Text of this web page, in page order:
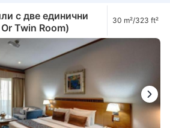
с две единични
Twin Room)
30 m²/323 ft²